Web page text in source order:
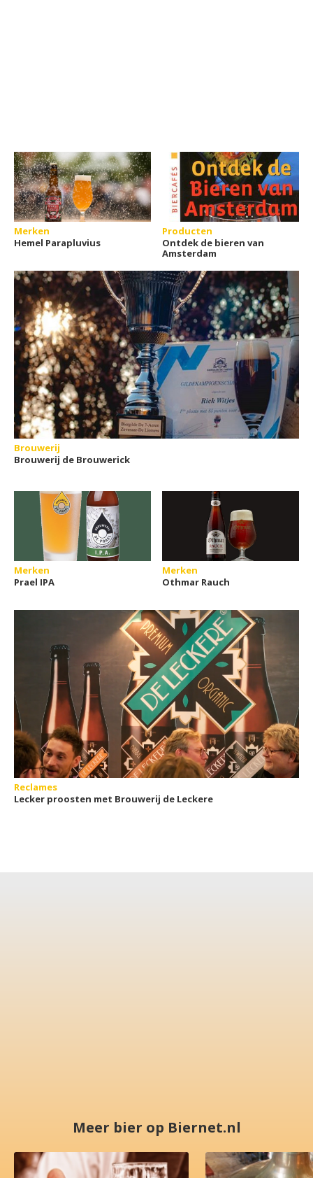
Merken
Hemel Parapluvius
Producten
Ontdek de bieren van
Amsterdam
Brouwerij
Brouwerij de Brouwerick
Merken
Prael IPA
Merken
Othmar Rauch
Reclames
Lecker proosten met Brouwerij de Leckere
Meer bier op Biernet.nl